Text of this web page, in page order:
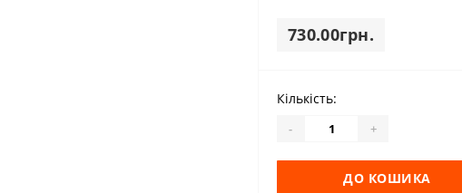
730.00грн.
Кількість:
- +
ДО КОШИКА